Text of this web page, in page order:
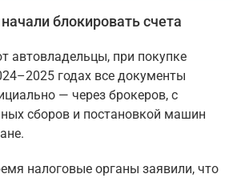
блокировать счета
автовладельцы, при покупке
годах все документы
— через брокеров, с
сборов и постановкой машин
налоговые органы заявили, что